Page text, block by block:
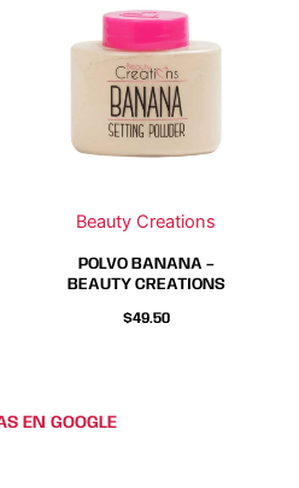
Beauty Creations
POLVO BANANA –
BEAUTY CREATIONS
$49.50
EN GOOGLE